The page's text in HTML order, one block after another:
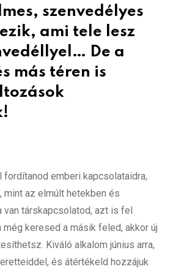
szenvedélyes
ami tele lesz
De a
más téren is
emberi kapcsolataidra,
mint az elmúlt hetekben és
van társkapcsolatod, azt is fel
keresed a másik feled, akkor új
Kiváló alkalom június arra,
és átértékeld hozzájuk